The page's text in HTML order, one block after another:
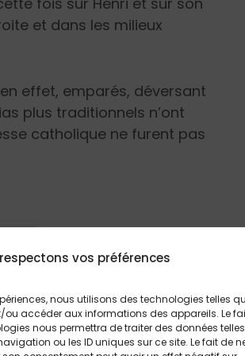
vos préférences
nous utilisons des technologies telles
ou accéder aux informations des appareils. Le
nous permettra de traiter des données telles
ou les ID uniques sur ce site. Le fait de
et dans les milieux
effet, emparés, déversant
plus traditionnels n’ont
catholique ne furent pas
d’explications ou
jour et pourquoi il avait agi
a ainsi expliqué, alors qu’il
étaient les racines de
général comme si
enfin un.